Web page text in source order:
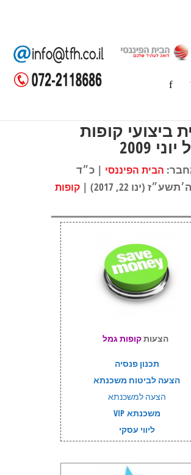
ביצועי קופות
2009
הבית הפיננסי | כ״ד
(ינו 22, 2017) |
קופות
הצעותקופות גמל
תכנון פנסיה
הצעה לביטוח משכנתא
הצעה למשכנתא
משכנתא VIP
ליווי עסקי